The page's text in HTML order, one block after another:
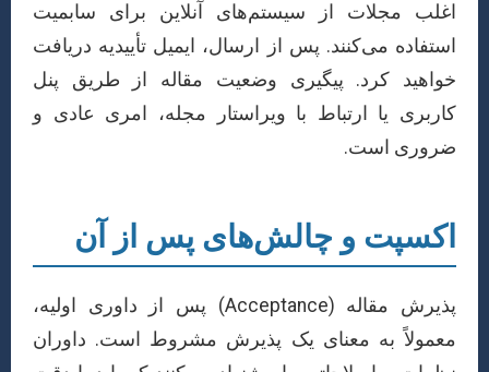
اغلب مجلات از سیستم‌های آنلاین برای سابمیت
استفاده می‌کنند. پس از ارسال، ایمیل تأییدیه دریافت
خواهید کرد. پیگیری وضعیت مقاله از طریق پنل
کاربری یا ارتباط با ویراستار مجله، امری عادی و
ضروری است.
اکسپت و چالش‌های پس از آن
پذیرش مقاله (Acceptance) پس از داوری اولیه،
معمولاً به معنای یک پذیرش مشروط است. داوران